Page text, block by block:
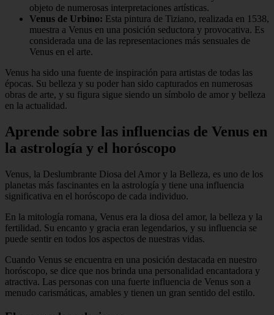
objeto de numerosas interpretaciones artísticas.
Venus de Urbino: Esta pintura de Tiziano, realizada en 1538,
muestra a Venus en una posición seductora y provocativa. Es
considerada una de las representaciones más sensuales de
Venus en el arte.
Venus ha sido una fuente de inspiración para artistas de todas las
épocas. Su belleza y su poder han sido capturados en numerosas
obras de arte, y su figura sigue siendo un símbolo de amor y belleza
en la actualidad.
Aprende sobre las influencias de Venus en
la astrología y el horóscopo
Venus, la Deslumbrante Diosa del Amor y la Belleza, es uno de los
planetas más fascinantes en la astrología y tiene una influencia
significativa en el horóscopo de cada individuo.
En la mitología romana, Venus era la diosa del amor, la belleza y la
fertilidad. Su encanto y gracia eran legendarios, y su influencia se
puede sentir en todos los aspectos de nuestras vidas.
Cuando Venus se encuentra en una posición destacada en nuestro
horóscopo, se dice que nos brinda una personalidad encantadora y
atractiva. Las personas con una fuerte influencia de Venus son a
menudo carismáticas, amables y tienen un gran sentido del estilo.